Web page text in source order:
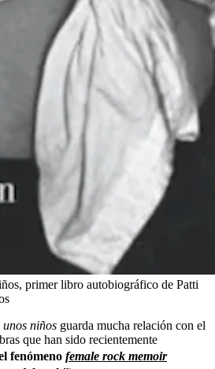
primer libro autobiográfico de Patti
niños guarda mucha relación con el
que han sido recientemente
fenómeno female rock memoir